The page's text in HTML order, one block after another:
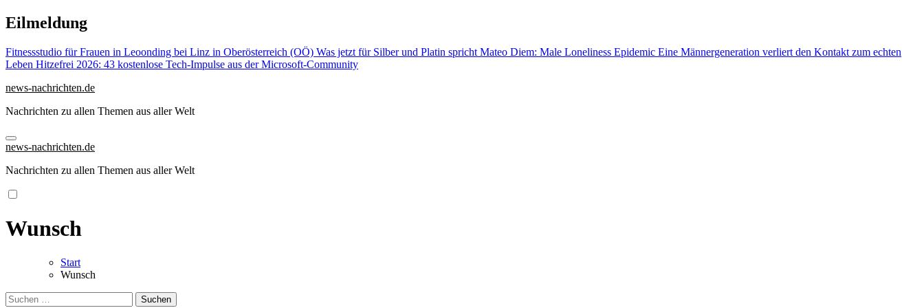
Zu
Inhalten
Eilmeldung
Fitnessstudio für Frauen in Leoonding bei Linz in Oberösterreich (OÖ) Was jetzt für Silber und Platin spricht Mateo Diem: Male Loneliness Epidemic Eine Männergeneration verliert den Kontakt zum echten
Leben Hitzefrei 2026: 43 kostenlose Tech-Impulse aus der Microsoft-Community
news-nachrichten.de
Nachrichten zu allen Themen aus aller Welt
news-nachrichten.de
Nachrichten zu allen Themen aus aller Welt
Wunsch
Start
Wunsch
Suchen